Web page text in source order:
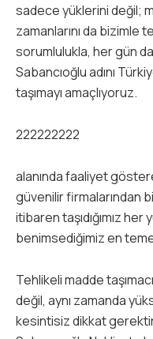
sadece yüklerini değil;
zamanlarını da bizimle
sorumlulukla, her gün
Sabancıoğlu adını
taşımayı amaçlıyoruz.
222222222
alanında faaliyet
güvenilir firmalarından
itibaren taşıdığımız
benimsediğimiz en
Tehlikeli madde
değil, aynı zamanda
kesintisiz dikkat